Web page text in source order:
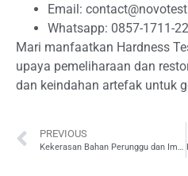
Email:
Whatsapp: 0857-1711-
Mari manfaatkan Hardness
upaya pemeliharaan dan
dan keindahan artefak untuk
PREVIOUS
Kekerasan Bahan Perunggu dan Implikasinya pada Ketahanan Korosi